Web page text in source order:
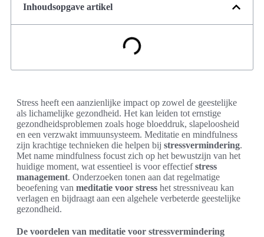
Inhoudsopgave artikel
Stress heeft een aanzienlijke impact op zowel de geestelijke
als lichamelijke gezondheid. Het kan leiden tot ernstige
gezondheidsproblemen zoals hoge bloeddruk, slapeloosheid
en een verzwakt immuunsysteem. Meditatie en mindfulness
zijn krachtige technieken die helpen bij stressvermindering.
Met name mindfulness focust zich op het bewustzijn van het
huidige moment, wat essentieel is voor effectiefstress
management. Onderzoeken tonen aan dat regelmatige
beoefening van meditatie voor stress het stressniveau kan
verlagen en bijdraagt aan een algehele verbeterde geestelijke
gezondheid.
De voordelen van meditatie voor stressvermindering